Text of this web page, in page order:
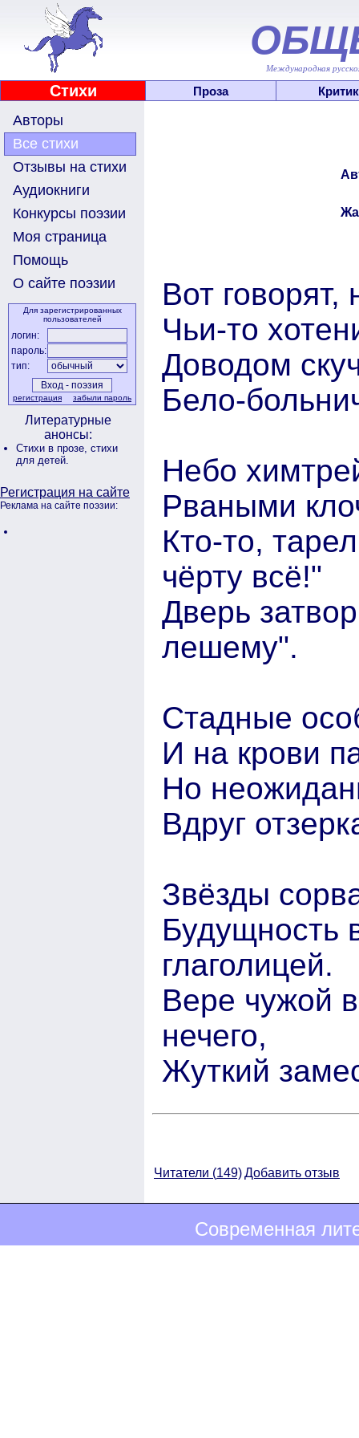
Международная
Стихи Проза
Авторы
Все стихи
Отзывы на стихи
Аудиокниги
Конкурсы поэзии
Моя страница
Помощь
О сайте поэзии
Для зарегистрированных
пользователей
логин:
пароль:
тип:
регистрация забыли пароль
Литературные
анонсы:
Стихи в прозе, стихи
для детей.
Регистрация на сайте
Реклама на сайте поэзии:
Вот
Чьи-то
Доводом
Бело-
Небо
Рваными
Кто-то,
чёрту всё!"
Дверь
лешему".
Стадные
И на крови
Но
Вдруг
Звёзды
Будущность
глаголицей.
Вере чужой
нечего,
Жуткий
Читатели (149)Добавить отзыв
Современная